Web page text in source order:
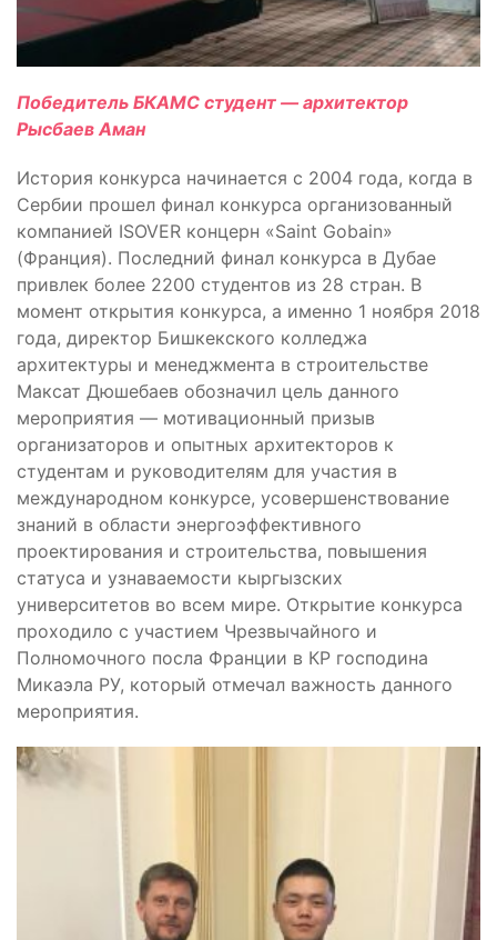
Победитель БКАМС студент — архитектор
Рысбаев Аман
История конкурса начинается с 2004 года, когда в
Сербии прошел финал конкурса организованный
компанией ISOVER концерн «Saint Gobain»
(Франция). Последний финал конкурса в Дубае
привлек более 2200 студентов из 28 стран. В
момент открытия конкурса, а именно 1 ноября 2018
года, директор Бишкекского колледжа
архитектуры и менеджмента в строительстве
Максат Дюшебаев обозначил цель данного
мероприятия — мотивационный призыв
организаторов и опытных архитекторов к
студентам и руководителям для участия в
международном конкурсе, усовершенствование
знаний в области энергоэффективного
проектирования и строительства, повышения
статуса и узнаваемости кыргызских
университетов во всем мире. Открытие конкурса
проходило с участием Чрезвычайного и
Полномочного посла Франции в КР господина
Микаэла РУ, который отмечал важность данного
мероприятия.